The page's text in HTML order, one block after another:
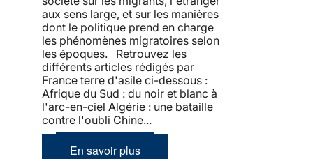
aux sens large, et sur les manières
dont le politique prend en charge
les phénomènes migratoires selon
les époques. Retrouvez les
différents articles rédigés par
France terre d'asile ci-dessous :
Afrique du Sud : du noir et blanc à
l'arc-en-ciel Algérie : une bataille
contre l'oubli Chine...
En savoir plus